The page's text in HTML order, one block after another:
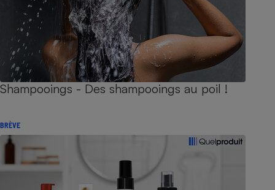
Shampooings - Des shampooings au poil !
BRÈVE